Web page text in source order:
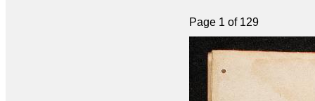
Page 1 of 129